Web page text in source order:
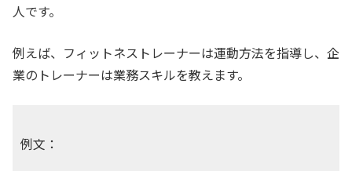
人です。
例えば、フィットネストレーナーは運動方法を指導し、企
業のトレーナーは業務スキルを教えます。
例文：